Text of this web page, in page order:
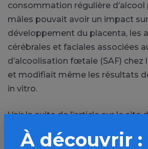
consommation régulière d’alcool
mâles pouvait avoir un impact
développement du placenta, les
cérébrales et faciales associées
d’alcoolisation fœtale (SAF) chez
et modifiait même les résultats
in vitro.
Voir la suite de l’article sur le site
À découvrir :